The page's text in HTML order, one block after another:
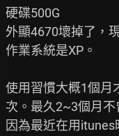
硬碟500G
外顯4670壞掉了，
作業系統是XP。
使用習慣大概1個月
次。最久2~3個月不
因為最近在用